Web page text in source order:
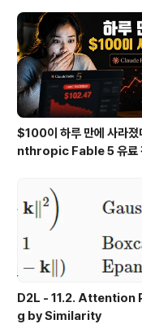
shington, working f..
$100이 하루 만에 사라
nthropic Fable 5 유료
D2L - 11.2. Attention
g by Similarity